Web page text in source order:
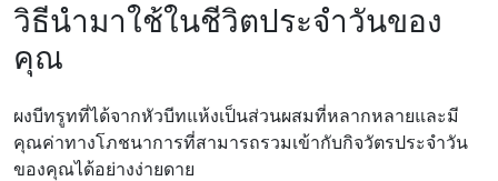
วิธีนำมาใช้ในชีวิตประจำวันของ
คุณ
ผงบีทรูทที่ได้จากหัวบีทแห้งเป็นส่วนผสมที่หลากหลายและมี
คุณค่าทางโภชนาการที่สามารถรวมเข้ากับกิจวัตรประจําวัน
ของคุณได้อย่างง่ายดาย